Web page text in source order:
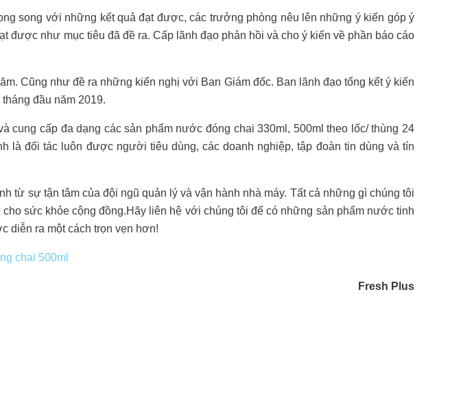
song với những kết quả đạt được, các trưởng phòng nêu lên những ý kiến góp ý
như mục tiêu đã đề ra. Cấp lãnh đạo phản hồi và cho ý kiến về phần báo cáo
Cũng như đề ra những kiến nghị với Ban Giám đốc. Ban lãnh đạo tổng kết ý kiến
đầu năm 2019.
cung cấp đa dạng các sản phẩm nước đóng chai 330ml, 500ml theo lốc/ thùng 24
là đối tác luôn được người tiêu dùng, các doanh nghiệp, tập đoàn tin dùng và tín
từ sự tận tâm của đội ngũ quản lý và vận hành nhà máy. Tất cả những gì chúng tôi
cho sức khỏe cộng đồng.Hãy liên hệ với chúng tôi để có những sản phẩm nước tinh
diễn ra một cách trọn vẹn hơn!
chai 500ml
Fresh Plus